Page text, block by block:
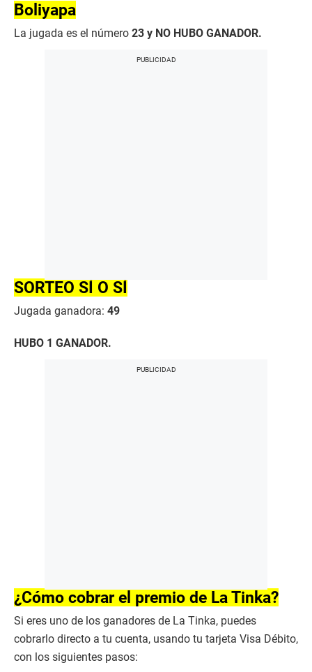
Boliyapa
La jugada es el número 23 y NO HUBO GANADOR.
SORTEO SÍ O SÍ
Jugada ganadora: 49
HUBO 1 GANADOR.
¿Cómo cobrar el premio de La Tinka?
Si eres uno de los ganadores de La Tinka, puedes
cobrarlo directo a tu cuenta, usando tu tarjeta Visa Débito,
con los siguientes pasos: